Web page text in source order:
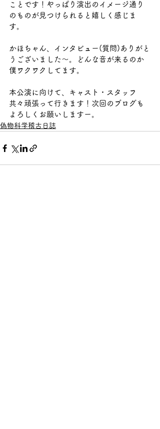
ことです！やっぱり演出のイメージ通り
のものが見つけられると嬉しく感じま
す。
かほちゃん、インタビュー(質問)ありがと
うございました〜。どんな音が来るのか
僕ワクワクしてます。
本公演に向けて、キャスト・スタッフ
共々頑張って行きます！次回のブログも
よろしくお願いしますー。
偽物科学稽古日誌